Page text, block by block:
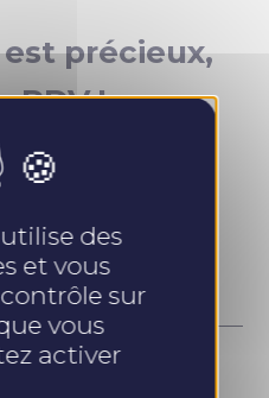
précieux,
RDV !
des
et vous
sur
vous
activer